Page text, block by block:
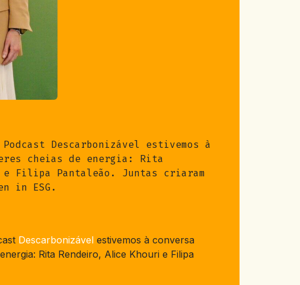
Descarbonizável estivemos à
cheias de energia: Rita
Filipa Pantaleão. Juntas criaram
in ESG.
Descarbonizávelestivemos à conversa
Rita Rendeiro, Alice Khouri e Filipa